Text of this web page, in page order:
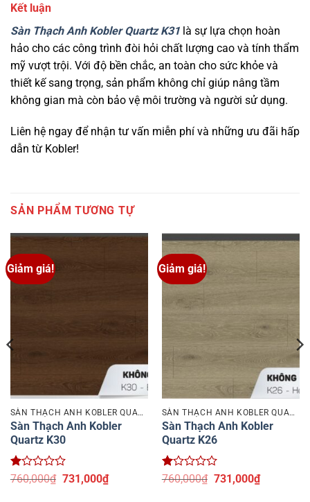
Kết luận
Sàn Thạch Anh Kobler Quartz K31 là sự lựa chọn hoàn
hảo cho các công trình đòi hỏi chất lượng cao và tính thẩm
mỹ vượt trội. Với độ bền chắc, an toàn cho sức khỏe và
thiết kế sang trọng, sản phẩm không chỉ giúp nâng tầm
không gian mà còn bảo vệ môi trường và người sử dụng.
Liên hệ ngay để nhận tư vấn miễn phí và những ưu đãi hấp
dẫn từ Kobler!
SẢN PHẨM TƯƠNG TỰ
Giảm giá!
SÀN THẠCH ANH KOBLER QUARTZ
Sàn Thạch Anh Kobler
Quartz K30
Được
760,000₫ Giá
731,000₫Giá
Giảm giá!
SÀN THẠCH ANH KOBLER QUARTZ
Sàn Thạch Anh Kobler
Quartz K26
Được
760,000₫ Giá
731,000₫Giá